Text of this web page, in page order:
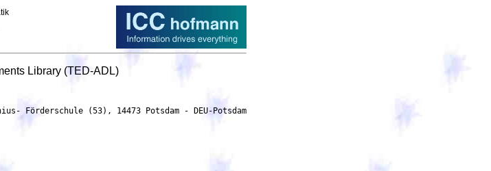
Library (TED-ADL)
Preis Gewichtung 100%.
	    Kategorie des Gewicht-Zuschlagskriteriums: Gewichtung (Prozentanteil, genau)
            Zuschlagskriterium  Zahl: 100,00
    5.1.11. Auftragsunterlagen
            Sprachen, in denen die Auftragsunterlagen offiziell verfügbar sind: Deutsch
            Frist für die Anforderung zusätzlicher Informationen: 10/07/2025 23:59:59 (UTC+2)
            Osteuropäische Zeit, Mitteleuropäische Sommerzeit
	    Internetadresse der Auftragsunterlagen: https://vergabemarktplatz.brandenburg.de
	    /VMPSatellite/notice/CXP9YCRHMZF/documents
	    Ad-hoc-Kommunikationskanal:
	    URL: https://vergabemarktplatz.brandenburg.de/VMPSatellite/notice/CXP9YCRHMZF
    5.1.12. Bedingungen für die Auftragsvergabe
            Bedingungen für die Einreichung:
	    Elektronische Einreichung: Erforderlich
            Adresse für die Einreichung: https://vergabemarktplatz.brandenburg.de/VMPSatellite/notice
	    /CXP9YCRHMZF
            Sprachen, in denen Angebote oder Teilnahmeanträge eingereicht werden können: Deutsch
            Elektronischer Katalog: Nicht zulässig
            Varianten: Nicht zulässig
            Die Bieter können mehrere Angebote einreichen: Nicht zulässig
              Frist für den Eingang der Angebote: 17/07/2025 10:00:00 (UTC+2) Osteuropäische Zeit,
              Mitteleuropäische Sommerzeit
              Frist, bis zu der das Angebot gültig sein muss: 60 Tage
              Informationen, die nach Ablauf der Einreichungsfrist ergänzt werden können:
              Nach Ermessen des Käufers können einige fehlenden Bieterunterlagen nach Fristablauf
	      nachgereicht werden.
              Zusätzliche Informationen: Fehlende Unterlagen, deren Vorlage mit dem Angebot gefordert
	      waren, werden nachgefordert (ausgeschlossen davon FB 213 und LV in Textform).
              Informationen über die öffentliche Angebotsöffnung:
              Eröffnungsdatum: 17/07/2025 10:01:00 (UTC+2) Osteuropäische Zeit, Mitteleuropäische
	      Sommerzeit
              Zusätzliche Informationen: Die Öffnung der Angebote erfolgt gemäß § 14 VOB/A EU.
	      Auftragsbedingungen:
              Die Auftragsausführung muss im Rahmen von Programmen für geschützte
              Beschäftigungsverhältnisse erfolgen: Nein
              Bedingungen für die Ausführung des Auftrags: - Vereinbarung zur Einhaltung der
              Mindestanforderungen nach dem Brandenburgischen Vergabegesetz - Erklärung zu den
              restriktiven Maßnahmen angesichts der Handlungen Russlands, die die Lage in der Ukraine
	      destabilisieren, gem. Verordnung (EU) 2022/576 des Rates
	      Elektronische Rechnungsstellung: Erforderlich
              Aufträge werden elektronisch erteilt: nein
	      Zahlungen werden elektronisch geleistet: nein
    5.1.15. Techniken
	    Rahmenvereinbarung:
	    Keine Rahmenvereinbarung
            Informationen über das dynamische Beschaffungssystem:
	    Kein dynamisches Beschaffungssystem
	    Elektronische Auktion: nein
    5.1.16. Weitere Informationen, Schlichtung und Nachprüfung
            Überprüfungsstelle: Vergabekammer des Landes Brandenburg beim Ministerium für
	    Wirtschaft, Arbeit, Energie und Klimaschutz
            Organisation, die zusätzliche Informationen über das Vergabeverfahren bereitstellt:
	    Kommunaler Immobilien Service Potsdam (KIS) Eigenbetrieb der Landeshauptstadt Potsdam
            Organisation, die weitere Informationen für die Nachprüfungsverfahren bereitstellt:
            Vergabekammer des Landes Brandenburg beim Ministerium für Wirtschaft, Arbeit, Energie
	    u